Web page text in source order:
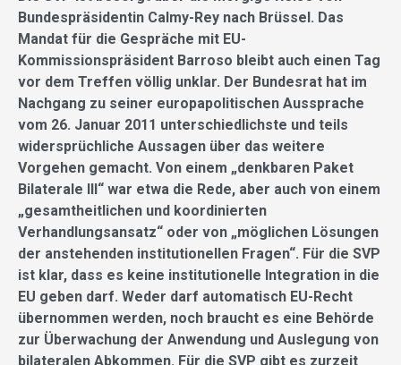
Bundespräsidentin Calmy-Rey nach Brüssel. Das
Mandat für die Gespräche mit EU-
Kommissionspräsident Barroso bleibt auch einen Tag
vor dem Treffen völlig unklar. Der Bundesrat hat im
Nachgang zu seiner europapolitischen Aussprache
vom 26. Januar 2011 unterschiedlichste und teils
widersprüchliche Aussagen über das weitere
Vorgehen gemacht. Von einem „denkbaren Paket
Bilaterale III“ war etwa die Rede, aber auch von einem
„gesamtheitlichen und koordinierten
Verhandlungsansatz“ oder von „möglichen Lösungen
der anstehenden institutionellen Fragen“. Für die SVP
ist klar, dass es keine institutionelle Integration in die
EU geben darf. Weder darf automatisch EU-Recht
übernommen werden, noch braucht es eine Behörde
zur Überwachung der Anwendung und Auslegung von
bilateralen Abkommen. Für die SVP gibt es zurzeit